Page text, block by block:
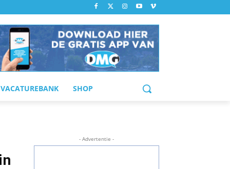
VACATUREBANK SHOP
- Advertentie -